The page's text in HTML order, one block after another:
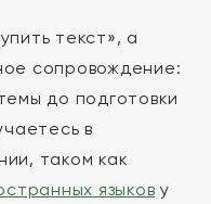
текст», а
сопровождение:
до подготовки
в
таком как
языков у